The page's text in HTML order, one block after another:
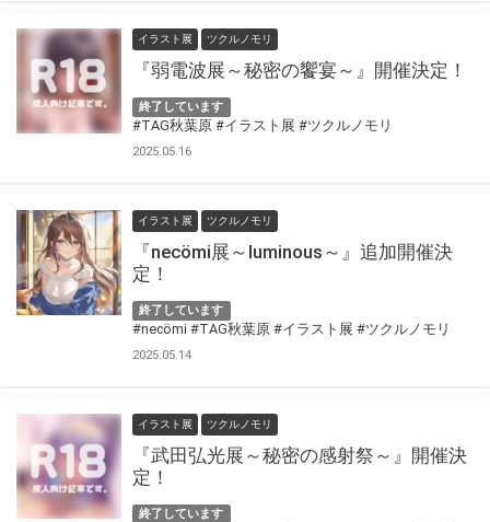
イラスト展 ツクルノモリ
『弱電波展～秘密の饗宴～』開催決定！
終了しています
#TAG秋葉原 #イラスト展 #ツクルノモリ
2025.05.16
イラスト展 ツクルノモリ
『necömi展～luminous～』追加開催決
定！
終了しています
#necömi #TAG秋葉原 #イラスト展 #ツクルノモリ
2025.05.14
イラスト展 ツクルノモリ
『武田弘光展～秘密の感射祭～』開催決
定！
終了しています